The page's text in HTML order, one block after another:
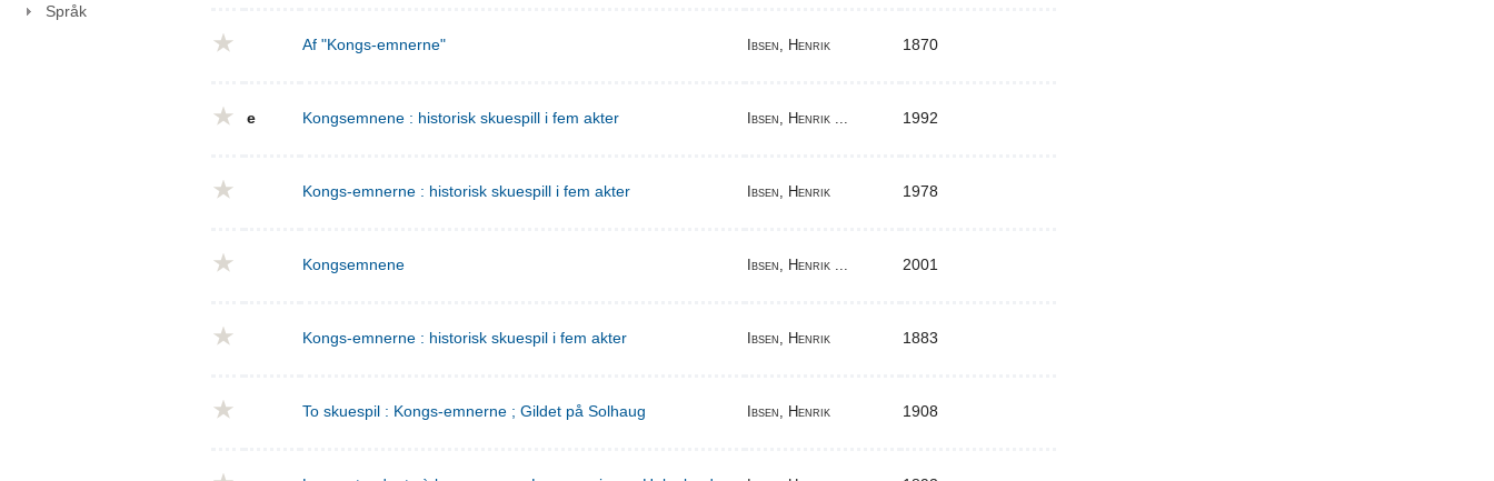
Språk
Af "Kongs-emnerne" Ibsen, Henrik 1870
e Kongsemnene : historisk skuespill i fem akter Ibsen, Henrik ... 1992
Kongs-emnerne : historisk skuespill i fem akter Ibsen, Henrik 1978
Kongsemnene Ibsen, Henrik ... 2001
Kongs-emnerne : historisk skuespil i fem akter Ibsen, Henrik 1883
To skuespil : Kongs-emnerne ; Gildet på Solhaug Ibsen, Henrik 1908